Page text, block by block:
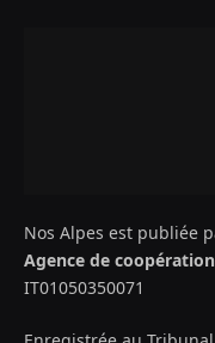
Nos Alpes est publiée
Agence de
IT01050350071